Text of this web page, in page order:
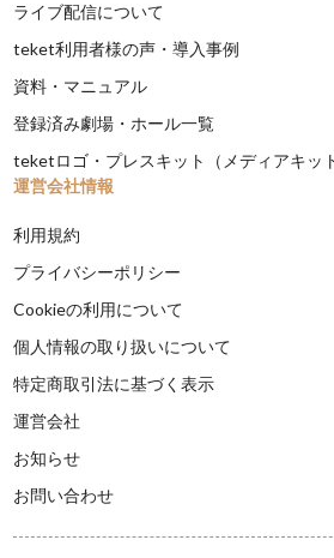
ライブ配信について
teket利用者様の声・導入事例
資料・マニュアル
登録済み劇場・ホール一覧
teketロゴ・プレスキット（メディアキット
運営会社情報
利用規約
プライバシーポリシー
Cookieの利用について
個人情報の取り扱いについて
特定商取引法に基づく表示
運営会社
お知らせ
お問い合わせ